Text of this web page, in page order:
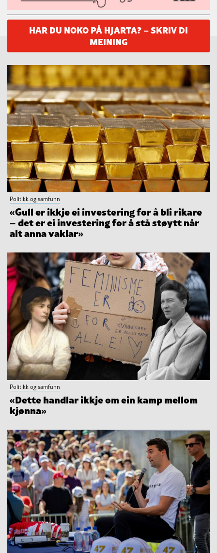
Politikk og samfunn
«Gull er ikkje ei investering for å bli rikare
– det er ei investering for å stå støytt når
alt anna vaklar»
Politikk og samfunn
«Dette handlar ikkje om ein kamp mellom
kjønna»
HAR DU NOKO PÅ HJARTA? – SKRIV DI
MEINING